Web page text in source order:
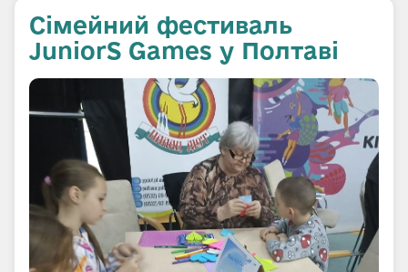
Сімейний фестиваль
JuniorS Games у Полтаві